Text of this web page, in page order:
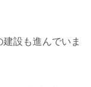
建設も進んでいま